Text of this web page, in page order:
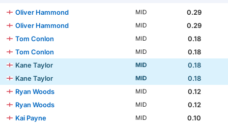
Oliver Hammond MID
0.29
Oliver Hammond
MID
0.29
Tom Conlon
MID
0.18
Tom Conlon
MID
0.18
Kane Taylor
MID
0.18
Kane Taylor
MID
0.18
Ryan Woods
MID
0.12
Ryan Woods
MID
0.12
Kai Payne
MID
0.10